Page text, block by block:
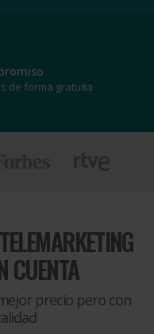
de forma gratuita
CUENTA
precio pero con